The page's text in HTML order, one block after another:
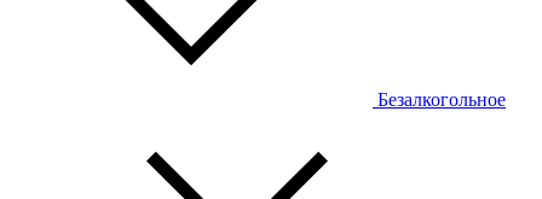
Безалкогольное